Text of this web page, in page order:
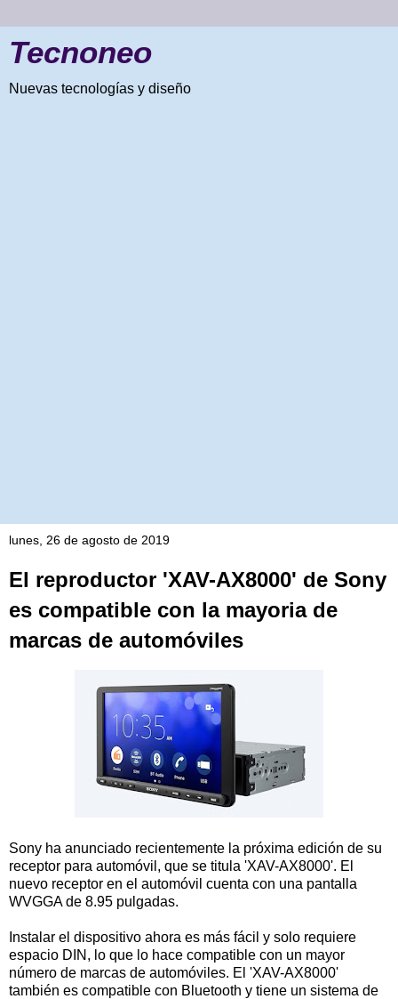
Tecnoneo
Nuevas tecnologías y diseño
lunes, 26 de agosto de 2019
El reproductor 'XAV-AX8000' de Sony
es compatible con la mayoria de
marcas de automóviles
Sony ha anunciado recientemente la próxima edición de su
receptor para automóvil, que se titula 'XAV-AX8000'. El
nuevo receptor en el automóvil cuenta con una pantalla
WVGGA de 8.95 pulgadas.
Instalar el dispositivo ahora es más fácil y solo requiere
espacio DIN, lo que lo hace compatible con un mayor
número de marcas de automóviles. El 'XAV-AX8000'
también es compatible con Bluetooth y tiene un sistema de